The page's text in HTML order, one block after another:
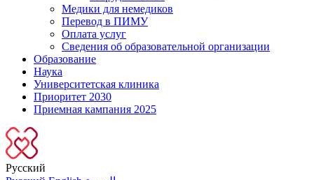
Медики для немедиков
Перевод в ПИМУ
Оплата услуг
Сведения об образовательной организации
Образование
Наука
Университетская клиника
Приоритет 2030
Приемная кампания 2025
Русский